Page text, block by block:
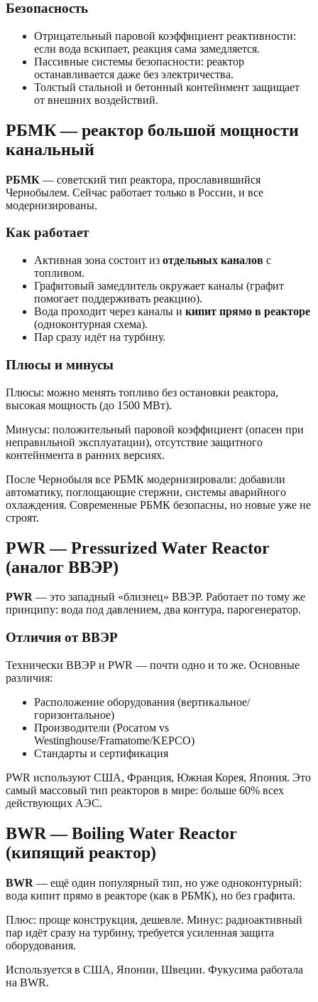
Безопасность
Отрицательный паровой коэффициент реактивности:
если вода вскипает, реакция сама замедляется.
Пассивные системы безопасности: реактор
останавливается даже без электричества.
Толстый стальной и бетонный контейнмент защищает
от внешних воздействий.
РБМК — реактор большой мощности
канальный
РБМК — советский тип реактора, прославившийся
Чернобылем. Сейчас работает только в России, и все
модернизированы.
Как работает
Активная зона состоит из отдельных каналов с
топливом.
Графитовый замедлитель окружает каналы (графит
помогает поддерживать реакцию).
Вода проходит через каналы и кипит прямо в реакторе
(одноконтурная схема).
Пар сразу идёт на турбину.
Плюсы и минусы
Плюсы: можно менять топливо без остановки реактора,
высокая мощность (до 1500 МВт).
Минусы: положительный паровой коэффициент (опасен при
неправильной эксплуатации), отсутствие защитного
контейнмента в ранних версиях.
После Чернобыля все РБМК модернизировали: добавили
автоматику, поглощающие стержни, системы аварийного
охлаждения. Современные РБМК безопасны, но новые уже не
строят.
PWR — Pressurized Water Reactor
(аналог ВВЭР)
PWR — это западный «близнец» ВВЭР. Работает по тому же
принципу: вода под давлением, два контура, парогенератор.
Отличия от ВВЭР
Технически ВВЭР и PWR — почти одно и то же. Основные
различия:
Расположение оборудования (вертикальное/
горизонтальное)
Производители (Росатом vs
Westinghouse/Framatome/KEPCO)
Стандарты и сертификация
PWR используют США, Франция, Южная Корея, Япония. Это
самый массовый тип реакторов в мире: больше 60% всех
действующих АЭС.
BWR — Boiling Water Reactor
(кипящий реактор)
BWR — ещё один популярный тип, но уже одноконтурный:
вода кипит прямо в реакторе (как в РБМК), но без графита.
Плюс: проще конструкция, дешевле. Минус: радиоактивный
пар идёт сразу на турбину, требуется усиленная защита
оборудования.
Используется в США, Японии, Швеции. Фукусима работала
на BWR.